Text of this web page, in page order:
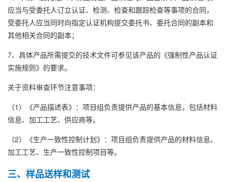
应当与受委托人订立认证、检测、检查和跟踪检查等事项的合同，
受委托人应当同时向指定认证机构提交委托书、委托合同的副本和
其他相关合同的副本；
7、具体产品所需提交的技术文件可参见该产品的《强制性产品认证
实施规则》的要求。
关于资料审查环节注意事项：
（1）《产品描述表》：项目组负责提供产品的基本信息，包括材料
信息、加工工艺、供应商等。
（2）《生产一致性控制计划》：项目组负责提供产品的材料信息、
加工工艺、生产一致性控制项目等。
三、样品送样和测试